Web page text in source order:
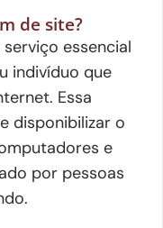
de site?
essencial
indivíduo que
Essa
disponibilizar o
e
por pessoas